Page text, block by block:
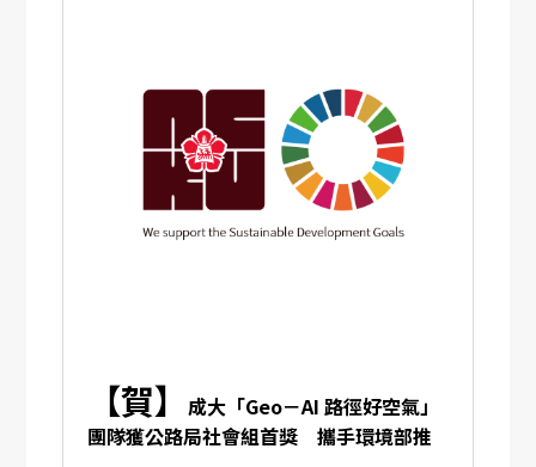
【賀】成大「Geo－AI 路徑好空氣」
團隊獲公路局社會組首獎 攜手環境部推